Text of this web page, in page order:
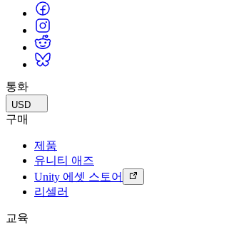
사용자 확보
모바일 사용자를 검색하고 Acquire
매장 및 D2C 전반에 걸쳐 IAP 관리하세요.
수익화
Unity로 광고하세요
활용 부문
모바일 게임
Unity로 모바일 히트작을 제작하고 성장시키세요.
자동차
혁신을 가속화하고 차량 내 경험을 향상시키세요.
모든 산업 보기
베스트 프랙티스 가이드
전문가 팁
데모
데모, 샘플 및 빌딩 블록
모든 리소스
새로운 기능
블로그
업데이트, 정보, 기술 팁
뉴스
학생용
커리어 시작하기
교육 효율 극대화
교육 라이선스
자격증
Unity 숙련도를 입증하세요
통화
USD
구매
제품
유니티 애즈
Unity 에셋 스토어
리셀러
교육